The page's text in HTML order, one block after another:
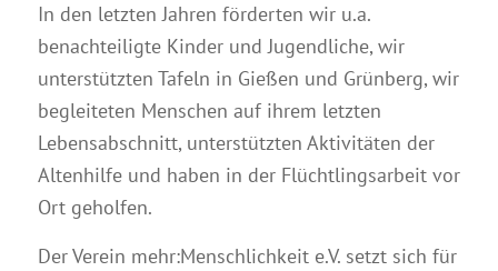
In den letzten Jahren förderten wir u.a.
benachteiligte Kinder und Jugendliche, wir
unterstützten Tafeln in Gießen und Grünberg, wir
begleiteten Menschen auf ihrem letzten
Lebensabschnitt, unterstützten Aktivitäten der
Altenhilfe und haben in der Flüchtlingsarbeit vor
Ort geholfen.
Der Verein mehr:Menschlichkeit e.V. setzt sich für